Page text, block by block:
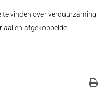
vinden over verduurzaming.
en afgekoppelde